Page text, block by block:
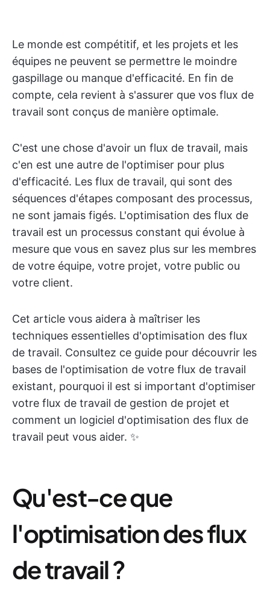
Le monde est compétitif, et les projets et les
équipes ne peuvent se permettre le moindre
gaspillage ou manque d'efficacité. En fin de
compte, cela revient à s'assurer que vos flux de
travail sont conçus de manière optimale.
C'est une chose d'avoir un flux de travail, mais
c'en est une autre de l'optimiser pour plus
d'efficacité. Les flux de travail, qui sont des
séquences d'étapes composant des processus,
ne sont jamais figés. L'optimisation des flux de
travail est un processus constant qui évolue à
mesure que vous en savez plus sur les membres
de votre équipe, votre projet, votre public ou
votre client.
Cet article vous aidera à maîtriser les
techniques essentielles d'optimisation des flux
de travail. Consultez ce guide pour découvrir les
bases de l'optimisation de votre flux de travail
existant, pourquoi il est si important d'optimiser
votre flux de travail de gestion de projet et
comment un logiciel d'optimisation des flux de
travail peut vous aider. ✨
Qu'est-ce que
l'optimisation des flux
de travail ?